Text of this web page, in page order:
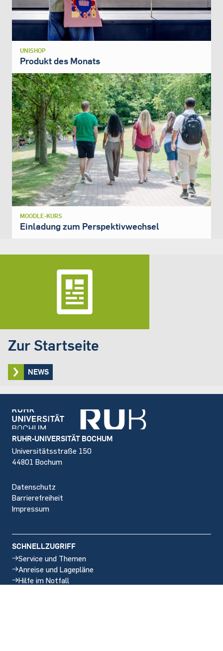
UNISHOP
Produkt des Monats
MOODLE-KURS
Einladung zum Perspektivwechsel
Zur Startseite
NEWS
Footer
RUHR-UNIVERSITÄT BOCHUM
Universitätsstraße 150
44801 Bochum
Datenschutz
Barrierefreiheit
Impressum
SCHNELLZUGRIFF
Service und Themen
Anreise und Lagepläne
Hilfe im Notfall